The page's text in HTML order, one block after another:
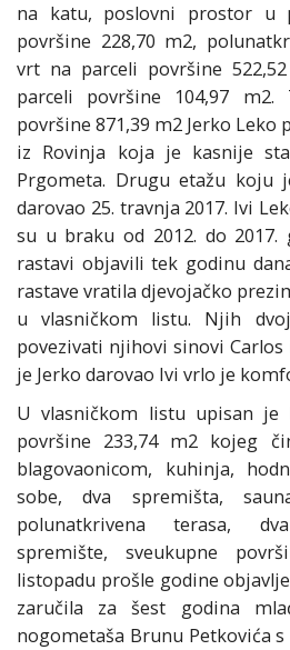
na katu, poslovni prostor u
površine 228,70 m2,
vrt na parceli površine
parceli površine 104,97 m2.
površine 871,39 m2 Jerko Leko
iz Rovinja koja je kasnije
Prgometa. Drugu etažu koju
darovao 25. travnja 2017. Ivi
su u braku od 2012. do
rastavi objavili tek godinu
rastave vratila djevojačko
u vlasničkom listu. Njih
povezivati njihovi sinovi Carlos
je Jerko darovao Ivi vrlo je
U vlasničkom listu upisan
površine 233,74 m2 kojeg
blagovaonicom, kuhinja,
sobe, dva spremišta,
polunatkrivena terasa,
spremište, sveukupne
listopadu prošle godine
zaručila za šest godina
nogometaša Brunu Petkovića